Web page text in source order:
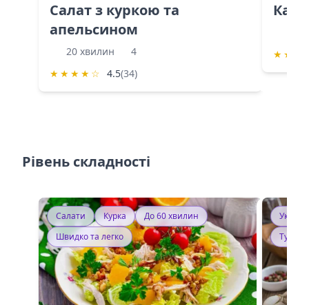
Салат з куркою та
апельсином
20 хвилин
4
★ ★ ★ ★ ☆ 4.5(34)
★ ★
Рівень складності
Салати Курка
До 60 хвилин
Швидко та легко